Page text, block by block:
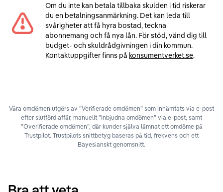
Om du inte kan betala tillbaka skulden i tid riskerar
du en betalningsanmärkning. Det kan leda till
svårigheter att få hyra bostad, teckna
abonnemang och få nya lån. För stöd, vänd dig till
budget- och skuldrådgivningen i din kommun.
Kontaktuppgifter finns på konsumentverket.se.
Våra omdömen utgörs av ”Verifierade omdömen” som inhämtats via e-post
efter slutförd affär, manuellt ”Inbjudna omdömen” via e-post, samt
”Overifierade omdömen”, där kunder själva lämnat ett omdöme på
Trustpilot. Trustpilots snittbetyg baseras på tid, frekvens och ett
Bayesianskt genomsnitt.